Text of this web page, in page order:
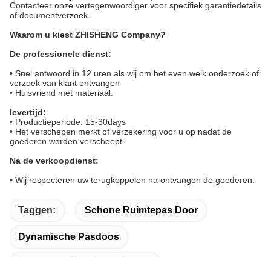
Contacteer onze vertegenwoordiger voor specifiek garantiedetails
of documentverzoek.
Waarom u kiest ZHISHENG Company?
De professionele dienst:
• Snel antwoord in 12 uren als wij om het even welk onderzoek of
verzoek van klant ontvangen
• Huisvriend met materiaal.
levertijd:
• Productieperiode: 15-30days
• Het verschepen merkt of verzekering voor u op nadat de
goederen worden verscheept.
Na de verkoopdienst:
• Wij respecteren uw terugkoppelen na ontvangen de goederen.
Taggen: Schone Ruimtepas Door
Dynamische Pasdoos